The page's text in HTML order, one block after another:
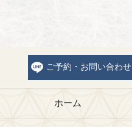
ご予約・お問い合わせ
ホーム